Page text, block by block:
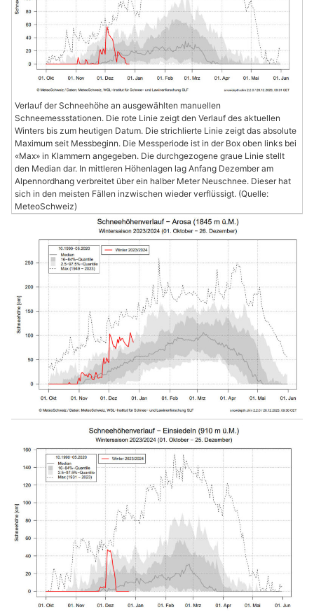
Verlauf der Schneehöhe an ausgewählten manuellen
Schneemessstationen. Die rote Linie zeigt den Verlauf des aktuellen
Winters bis zum heutigen Datum. Die strichlierte Linie zeigt das absolute
Maximum seit Messbeginn. Die Messperiode ist in der Box oben links bei
«Max» in Klammern angegeben. Die durchgezogene graue Linie stellt
den Median dar. In mittleren Höhenlagen lag Anfang Dezember am
Alpennordhang verbreitet über ein halber Meter Neuschnee. Dieser hat
sich in den meisten Fällen inzwischen wieder verflüssigt. (Quelle:
MeteoSchweiz)